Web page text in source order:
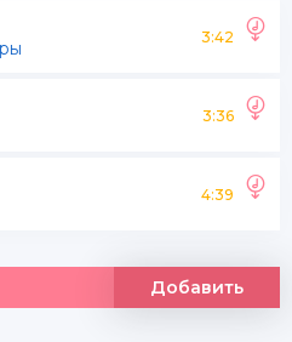
3:42
3:36
4:39
Добавить